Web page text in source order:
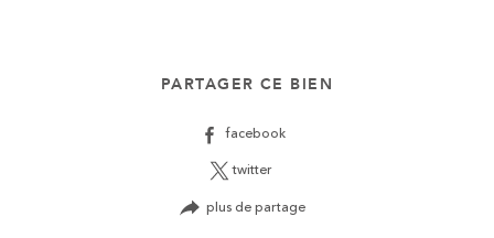
PARTAGER CE BIEN
facebook
twitter
plus de partage